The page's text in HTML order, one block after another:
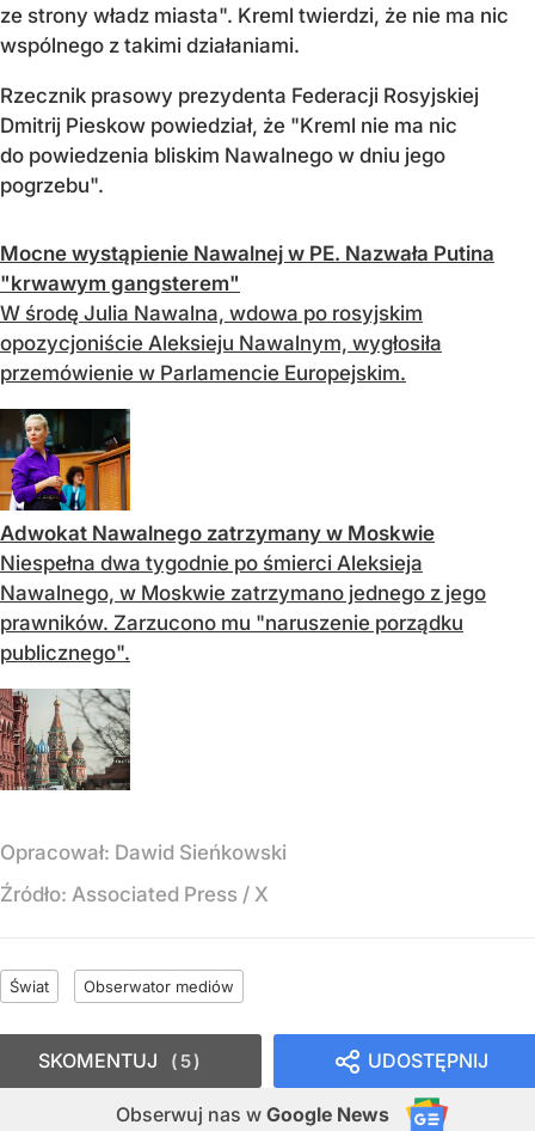
ze strony władz miasta". Kreml twierdzi, że nie ma nic
wspólnego z takimi działaniami.
Rzecznik prasowy prezydenta Federacji Rosyjskiej
Dmitrij Pieskow powiedział, że "Kreml nie ma nic
do powiedzenia bliskim Nawalnego w dniu jego
pogrzebu".
Mocne wystąpienie Nawalnej w PE. Nazwała Putina
"krwawym gangsterem"
W środę Julia Nawalna, wdowa po rosyjskim
opozycjoniście Aleksieju Nawalnym, wygłosiła
przemówienie w Parlamencie Europejskim.
Adwokat Nawalnego zatrzymany w Moskwie
Niespełna dwa tygodnie po śmierci Aleksieja
Nawalnego, w Moskwie zatrzymano jednego z jego
prawników. Zarzucono mu "naruszenie porządku
publicznego".
Opracował: Dawid Sieńkowski
Źródło: Associated Press / X
Świat Obserwator mediów
UDOSTĘPNIJ
Obserwuj nas w Google News
SKOMENTUJ 5